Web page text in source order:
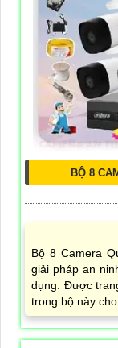
BỘ 8
Bộ 8 Camera
giải pháp an
dụng. Được
trong bộ này